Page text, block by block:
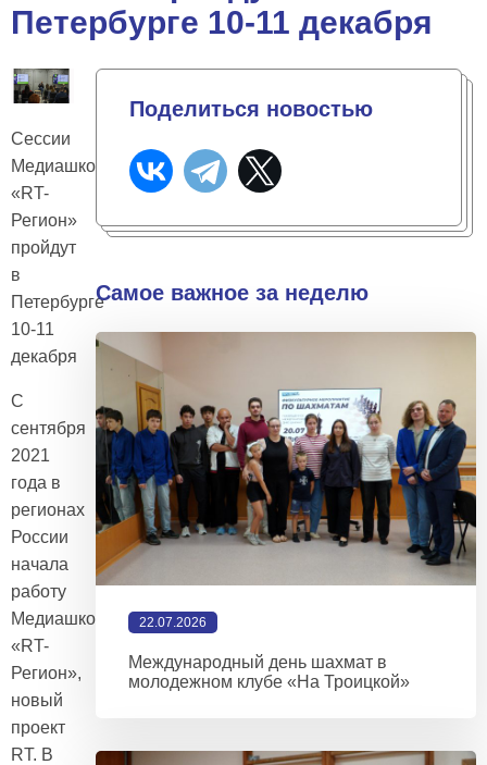
Петербурге 10-11 декабря
Сессии
Медиашколы
«RT-
Регион»
пройдут
в
Петербурге
10-11
декабря
С
сентября
2021
года в
регионах
России
начала
работу
Медиашкола
«RT-
Регион»,
новый
проект
RT. В
Поделиться новостью
Самое важное за неделю
22.07.2026
Международный день шахмат в
молодежном клубе «На Троицкой»